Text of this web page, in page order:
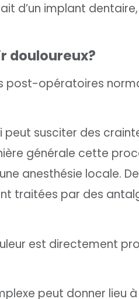
d’un implant
douloureux?
post-opératoires
peut susciter des
générale cette
anesthésie locale.
traitées par des
est directement
peut donner lieu